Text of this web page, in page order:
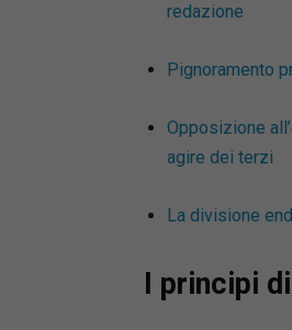
redazione
Pignoramento
Opposizione
agire dei terzi
La divisione
I principi